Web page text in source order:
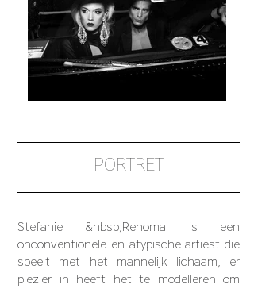
PORTRET
Stefanie &nbsp;Renoma is een
onconventionele en atypische artiest die
speelt met het mannelijk lichaam, er
plezier in heeft het te modelleren om